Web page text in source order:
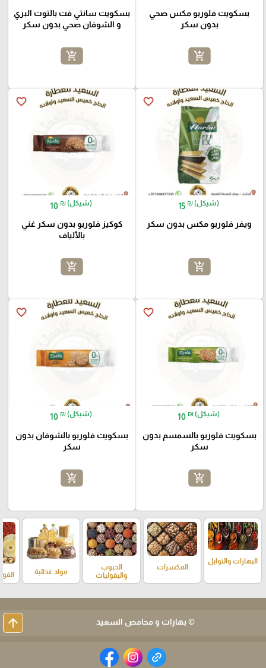
بسكويت فلوربو مكس صحي
بدون سكر
add_shopping_cart
بسكويت سانتي فت بالتوت البري
و الشوفان صحي بدون سكر
add_shopping_cart
favorite_border
15 ₪ (شيكل)
ويفر فلوربو مكس بدون سكر
add_shopping_cart
favorite_border
10 ₪ (شيكل)
كوكيز فلوربو بدون سكر غني
بالألياف
add_shopping_cart
favorite_border
10 ₪ (شيكل)
بسكويت فلوربو بالسمسم بدون
سكر
add_shopping_cart
favorite_border
10 ₪ (شيكل)
بسكويت فلوربو بالشوفان بدون
سكر
add_shopping_cart
البهارات والتوابل
المكسرات
الحبوب
والبقوليات
مواد غذائية
© بهارات و محامص السعيد arrow_upward